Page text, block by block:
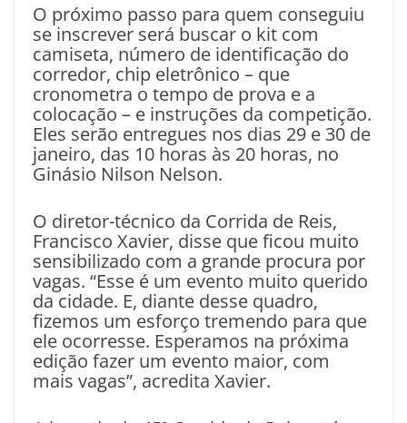
O próximo passo para quem conseguiu
se inscrever será buscar o kit com
camiseta, número de identificação do
corredor, chip eletrônico – que
cronometra o tempo de prova e a
colocação – e instruções da competição.
Eles serão entregues nos dias 29 e 30 de
janeiro, das 10 horas às 20 horas, no
Ginásio Nilson Nelson.
O diretor-técnico da Corrida de Reis,
Francisco Xavier, disse que ficou muito
sensibilizado com a grande procura por
vagas. “Esse é um evento muito querido
da cidade. E, diante desse quadro,
fizemos um esforço tremendo para que
ele ocorresse. Esperamos na próxima
edição fazer um evento maior, com
mais vagas”, acredita Xavier.